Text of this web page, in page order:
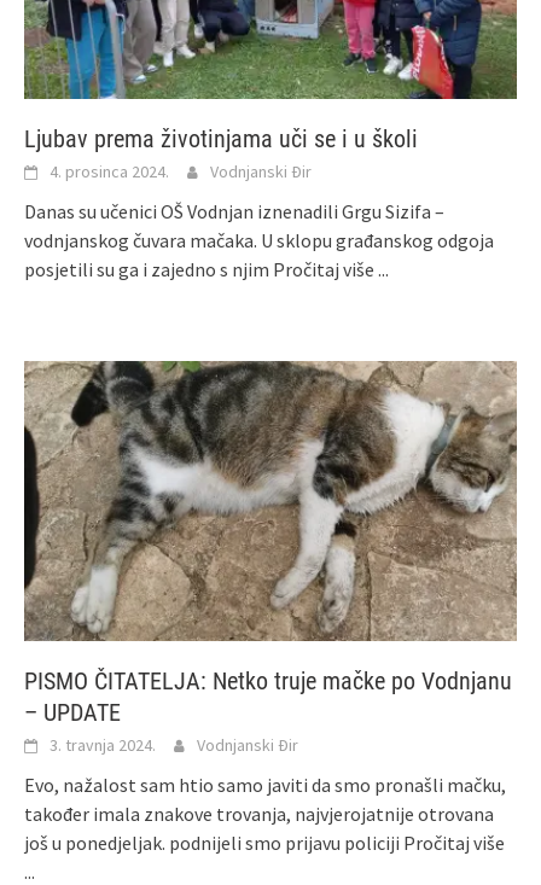
Ljubav prema životinjama uči se i u školi
4. prosinca 2024. Vodnjanski Đir
Danas su učenici OŠ Vodnjan iznenadili Grgu Sizifa –
vodnjanskog čuvara mačaka. U sklopu građanskog odgoja
posjetili su ga i zajedno s njim Pročitaj više ...
PISMO ČITATELJA: Netko truje mačke po Vodnjanu
– UPDATE
3. travnja 2024. Vodnjanski Đir
Evo, nažalost sam htio samo javiti da smo pronašli mačku,
također imala znakove trovanja, najvjerojatnije otrovana
još u ponedjeljak. podnijeli smo prijavu policiji Pročitaj više
...